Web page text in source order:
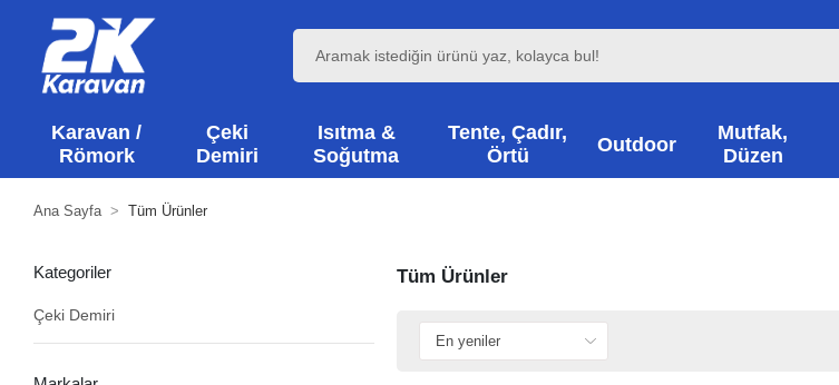
Karavan /
Römork
Çeki
Demiri
Isıtma &
Soğutma
Tente, Çadır,
Örtü
Outdoor
Mutfak,
Düzen
Ana Sayfa Tüm Ürünler
Kategoriler
Çeki Demiri
Tüm Ürünler